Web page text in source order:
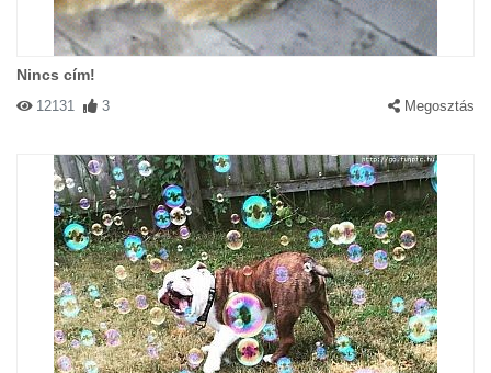
Nincs cím!
12131 3 Megosztás